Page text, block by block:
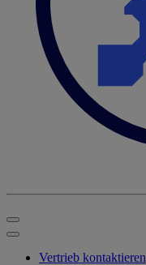
Vertrieb kontaktieren